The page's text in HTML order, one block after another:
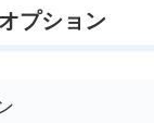
プション